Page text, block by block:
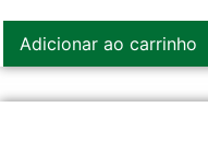
Adicionar ao carrinho